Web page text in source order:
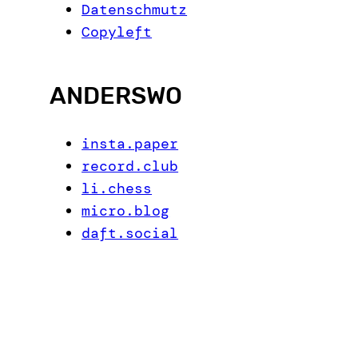
Datenschmutz
Copyleft
ANDERSWO
insta.paper
record.club
li.chess
micro.blog
daft.social